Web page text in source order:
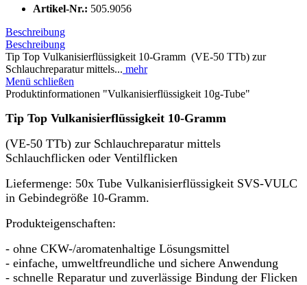
Artikel-Nr.: 505.9056
Beschreibung
Beschreibung
Tip Top Vulkanisierflüssigkeit 10-Gramm (VE-50 TTb) zur
Schlauchreparatur mittels... mehr
Menü schließen
Produktinformationen "Vulkanisierflüssigkeit 10g-Tube"
Tip Top Vulkanisierflüssigkeit 10-Gramm
(VE-50 TTb) zur Schlauchreparatur mittels
Schlauchflicken oder Ventilflicken
Liefermenge: 50x Tube Vulkanisierflüssigkeit SVS-VULC
in Gebindegröße 10-Gramm.
Produkteigenschaften:
- ohne CKW-/aromatenhaltige Lösungsmittel
- einfache, umweltfreundliche und sichere Anwendung
- schnelle Reparatur und zuverlässige Bindung der Flicken